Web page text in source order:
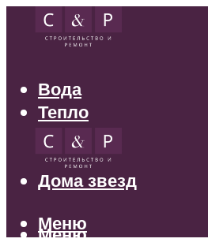
Вода
Тепло
Электрика
Свет
Дома звезд
Меню
Меню